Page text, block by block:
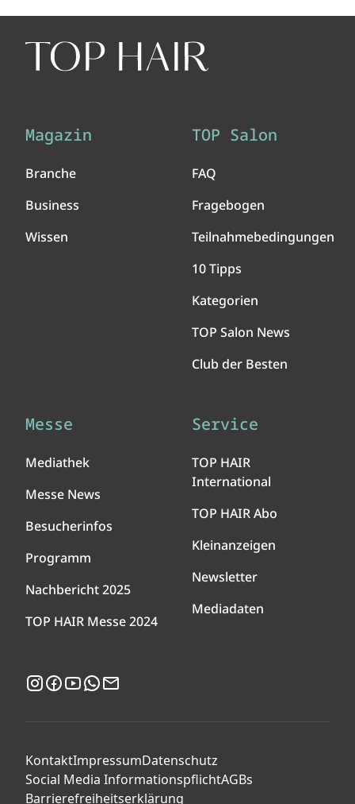
Magazin
Branche
Business
Wissen
TOP Salon
FAQ
Fragebogen
Teilnahmebedingungen
10 Tipps
Kategorien
TOP Salon News
Club der Besten
Messe
Mediathek
Messe News
Besucherinfos
Programm
Nachbericht 2025
TOP HAIR Messe 2024
Service
TOP HAIR
International
TOP HAIR Abo
Kleinanzeigen
Newsletter
Mediadaten
Instagram
Facebook
YouTubeWhatsApp
KontaktImpressumDatenschutz
Social Media InformationspflichtAGBs
Barrierefreiheitserklärung